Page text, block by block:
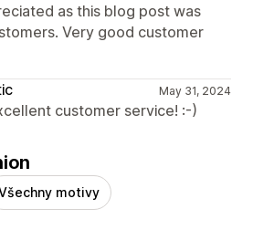
as this blog post was
Very good customer
May 31, 2024
customer service! :-)
motivy